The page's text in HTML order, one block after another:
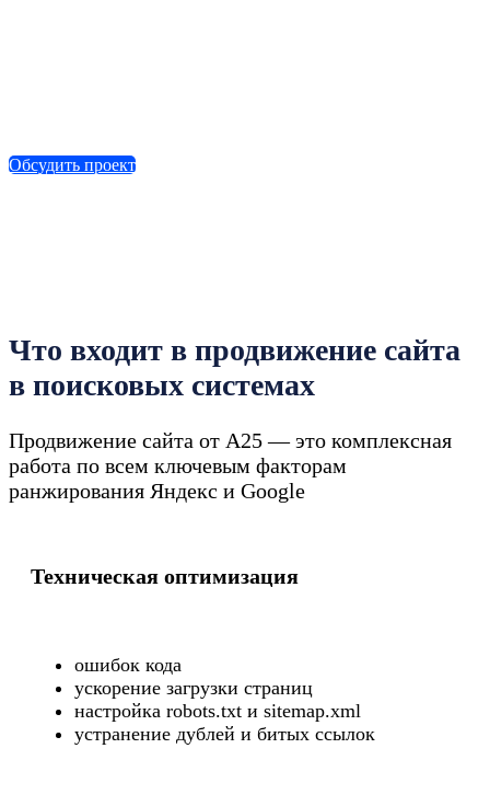
Обсудить проект
Что входит в продвижение сайта
в поисковых системах
Продвижение сайта от A25 — это комплексная
работа по всем ключевым факторам
ранжирования Яндекс и Google
Техническая оптимизация
ошибок кода
ускорение загрузки страниц
настройка robots.txt и sitemap.xml
устранение дублей и битых ссылок